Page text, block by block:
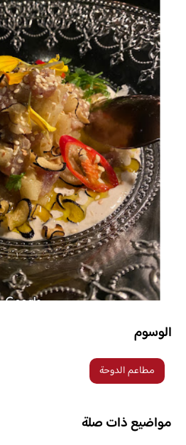
الوسوم
مطاعم الدوحة
مواضيع ذات صلة